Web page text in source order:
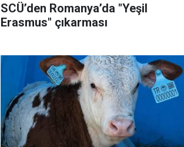
SCÜ’den Romanya’da "Yeşil
Erasmus" çıkarması